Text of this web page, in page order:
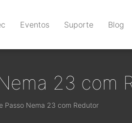
Eventos Suporte Blog
23 com
Passo Nema 23 com Redutor